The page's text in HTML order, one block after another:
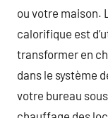
ou votre maison.
calorifique est
transformer en
dans le système
votre bureau